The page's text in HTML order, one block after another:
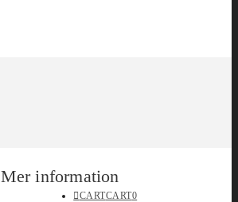
CARTCART0
Mer information